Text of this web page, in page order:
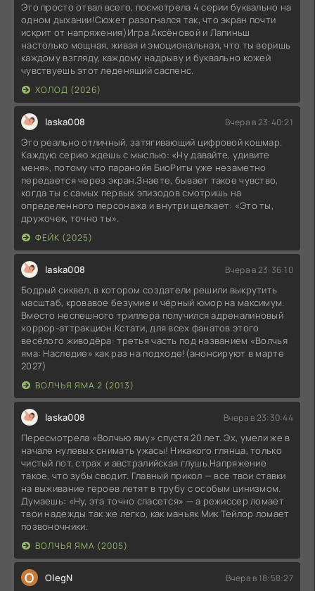
Это просто отвал всего, посмотрела 4 серии буквально на
одном дыхании!Сюжет разогнался так, что экран почти
искрит от напряжения)Игра Аксёновой и Лапиньш
настолько мощная, живая и эмоциональная, что ты веришь
каждому взгляду, каждому надрыву и буквально кожей
чувствуешь этот леденящий саспенс.
ХОЛОД (2026)
laska008 Вчера в 23:40:21
Это реально отличный, затягивающий цифровой кошмар.
Каждую серию ждешь с мыслью: «Ну давайте, удивите
меня», потому что паранойя БиоРиты уже незаметно
передается через экран.Знаете, бывает такое чувство,
когда ты с самых первых эпизодов смотришь на
определенного персонажа и внутри щелкает: «Это ты,
дружочек, точно ты».
ФЕЙК (2025)
laska008 Вчера в 23:36:10
Бодрый сиквел, в котором создатели решили выкрутить
масштаб, кровавое безумие и чёрный юмор на максимум.
Вместо неспешного триллера получился адреналиновый
хоррор-аттракцион.Кстати, для всех фанатов этого
весёлого живодёра: третья часть под названием «Волчья
яма: Наследие» как раз на подходе!(анонсируют в марте
2027)
ВОЛЧЬЯ ЯМА 2 (2013)
laska008 Вчера в 23:30:44
Пересмотрела «Волчью яму» спустя 20 лет. Эх, умели же в
начале нулевых снимать ужасы! Никакого глянца, только
чистый пот, страх и австралийская глушь.Напряжение
такое, что зубы сводит. Главный прикол — все твои ставки
на выживание героев летят в трубу с особым цинизмом.
Думаешь: «Ну, эта точно спасется» — а режиссер ломает
твои надежды так же легко, как маньяк Мик Тейлор ломает
позвоночники.
ВОЛЧЬЯ ЯМА (2005)
O OlegN Вчера в 18:58:27